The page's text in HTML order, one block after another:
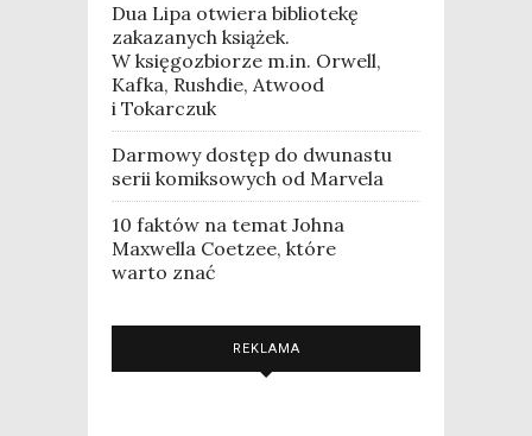
Dua Lipa otwiera bibliotekę
zakazanych książek.
W księgozbiorze m.in. Orwell,
Kafka, Rushdie, Atwood
i Tokarczuk
Darmowy dostęp do dwunastu
serii komiksowych od Marvela
10 faktów na temat Johna
Maxwella Coetzee, które
warto znać
REKLAMA